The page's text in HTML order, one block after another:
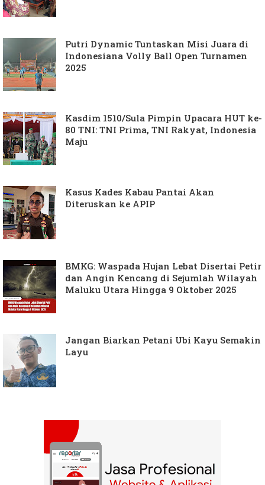
Putri Dynamic Tuntaskan Misi Juara di
Indonesiana Volly Ball Open Turnamen
2025
Kasdim 1510/Sula Pimpin Upacara HUT ke-
80 TNI: TNI Prima, TNI Rakyat, Indonesia
Maju
Kasus Kades Kabau Pantai Akan
Diteruskan ke APIP
BMKG: Waspada Hujan Lebat Disertai Petir
dan Angin Kencang di Sejumlah Wilayah
Maluku Utara Hingga 9 Oktober 2025
Jangan Biarkan Petani Ubi Kayu Semakin
Layu